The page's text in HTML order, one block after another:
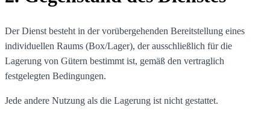
Der Dienst besteht in der vorübergehenden Bereitstellung eines
individuellen Raums (Box/Lager), der ausschließlich für die
Lagerung von Gütern bestimmt ist, gemäß den vertraglich
festgelegten Bedingungen.
Jede andere Nutzung als die Lagerung ist nicht gestattet.